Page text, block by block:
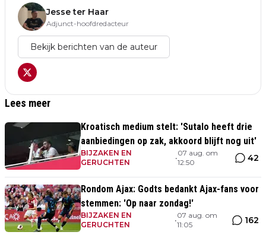
Jesse ter Haar
Adjunct-hoofdredacteur
Bekijk berichten van de auteur
Lees meer
Kroatisch medium stelt: 'Sutalo heeft drie
aanbiedingen op zak, akkoord blijft nog uit'
BIJZAKEN EN
GERUCHTEN
•
07 aug. om
12:50
42
Rondom Ajax: Godts bedankt Ajax-fans voor
stemmen: 'Op naar zondag!'
BIJZAKEN EN
GERUCHTEN
•
07 aug. om
11:05
162